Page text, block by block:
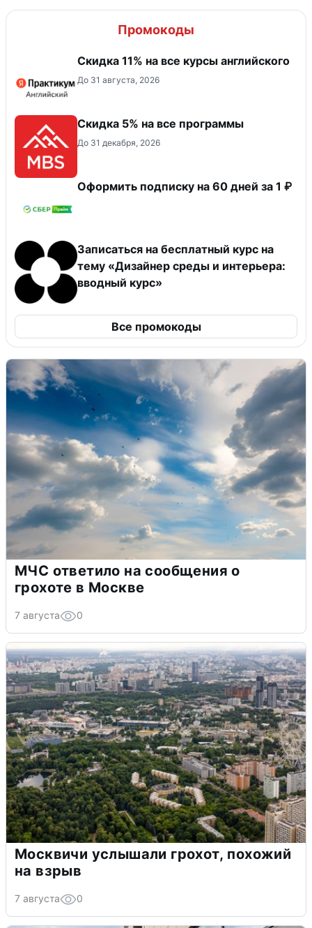
Промокоды
Скидка 11% на все курсы английского
До 31 августа, 2026
Скидка 5% на все программы
До 31 декабря, 2026
Оформить подписку на 60 дней за 1 ₽
Записаться на бесплатный курс на
тему «Дизайнер среды и интерьера:
вводный курс»
Все промокоды
МЧС ответило на сообщения о
грохоте в Москве
7 августа 0
Москвичи услышали грохот, похожий
на взрыв
7 августа 0